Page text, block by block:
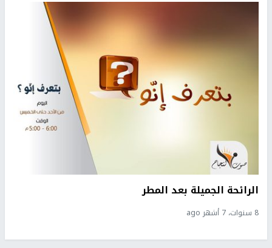
الرائحة الجميلة بعد المطر
8 سنوات، 7 أشهر ago